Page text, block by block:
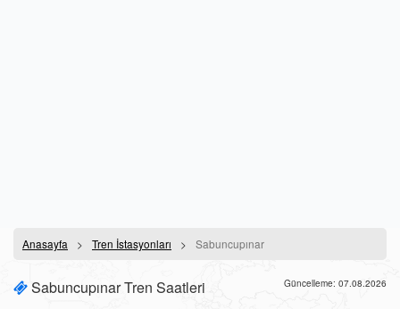
Anasayfa Tren İstasyonları Sabuncupınar
Sabuncupınar Tren Saatleri Güncelleme: 07.08.2026